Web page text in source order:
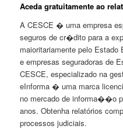
Aceda gratuitamente ao
A CESCE � uma empresa
seguros de cr�dito para a
maioritariamente pelo Estado
e empresas seguradoras de
CESCE, especializado na
eInforma � uma marca
no mercado de informa��o
anos. Obtenha relatórios
processos judiciais.